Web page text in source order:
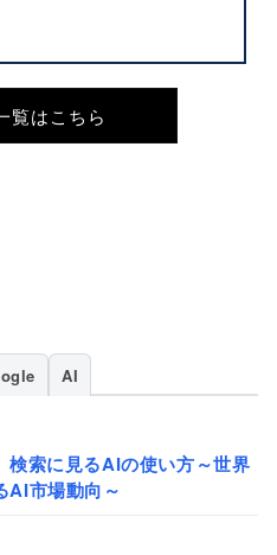
覧はこちら
AI
検索に見るAIの使い方～世界
AI市場動向～